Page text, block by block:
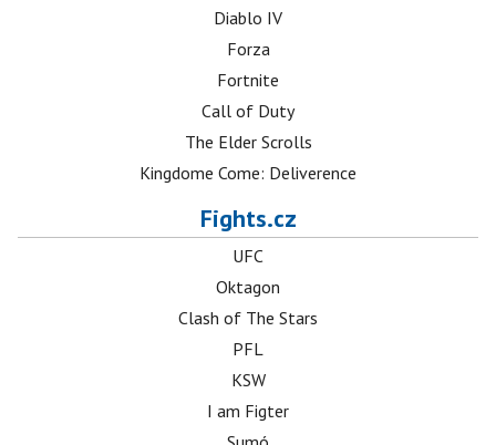
Diablo IV
Forza
Fortnite
Call of Duty
The Elder Scrolls
Kingdome Come: Deliverence
Fights.cz
UFC
Oktagon
Clash of The Stars
PFL
KSW
I am Figter